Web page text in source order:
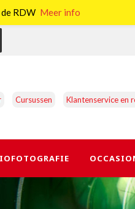
Cursussen Klantenservice en
RDW Meer info